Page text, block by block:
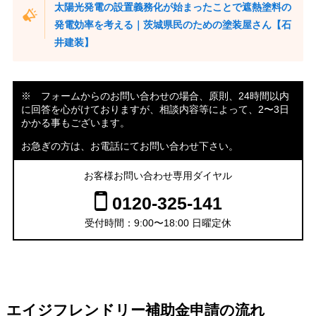
太陽光発電の設置義務化が始まったことで遮熱塗料の
発電効率を考える｜茨城県民のための塗装屋さん【石
井建装】
※ フォームからのお問い合わせの場合、原則、24時間以内
に回答を心がけておりますが、相談内容等によって、2〜3日
かかる事もございます。
お急ぎの方は、お電話にてお問い合わせ下さい。
お客様お問い合わせ専用ダイヤル
0120-325-141
受付時間：9:00〜18:00 日曜定休
エイジフレンドリー補助金申請の流れ